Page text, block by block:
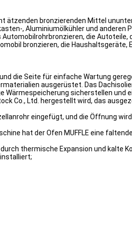
ätzenden bronzierenden Mittel
, Aluminiumölkühler und anderen
die Autoteile,
bronzieren, die Haushaltsgeräte,
die Seite für einfache Wartung
ausgerüstet. Das
sicherstellen und
Co., Ltd. hergestellt wird, das
eingefügt, und die Öffnung
hat der Ofen MUFFLE eine
thermische Expansion und kalte